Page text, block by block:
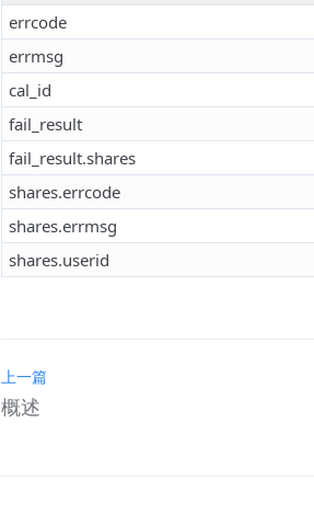
errcode
errmsg
cal_id
fail_result
fail_result.shares
shares.errcode
shares.errmsg
shares.userid
上一篇
概述